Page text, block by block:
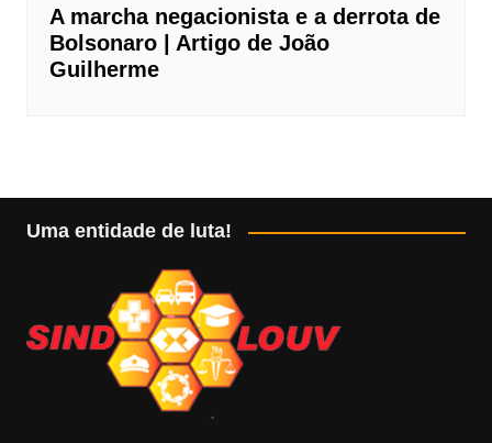
A marcha negacionista e a derrota de
Bolsonaro | Artigo de João
Guilherme
Uma entidade de luta!